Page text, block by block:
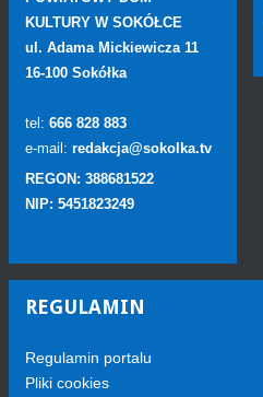
KULTURY W SOKÓŁCE
ul. Adama Mickiewicza 11
16-100 Sokółka
tel: 666 828 883
e-mail: redakcja@sokolka.tv
REGON: 388681522
NIP: 5451823249
REGULAMIN
Regulamin portalu
Pliki cookies